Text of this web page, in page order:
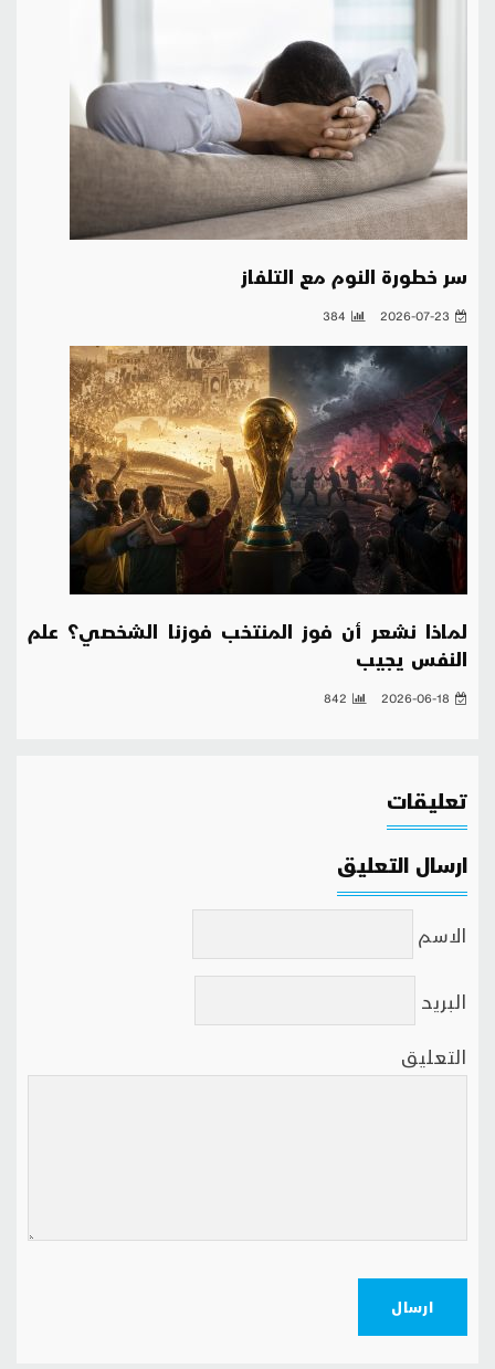
سر خطورة النوم مع التلفاز
2026-07-23
384
لماذا نشعر أن فوز المنتخب فوزنا الشخصي؟ علم
النفس يجيب
2026-06-18
842
تعليقات
ارسال التعليق
الاسم
البريد
التعليق
ارسال